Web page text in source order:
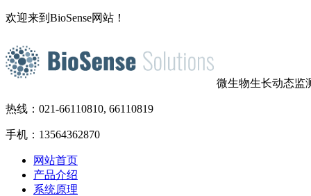
欢迎来到BioSense网站！
微生物生长动态监
热线：021-66110810, 66110819
手机：13564362870
网站首页
产品介绍
系统原理